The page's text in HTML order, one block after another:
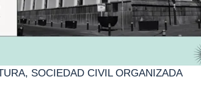
, SOCIEDAD CIVIL ORGANIZADA